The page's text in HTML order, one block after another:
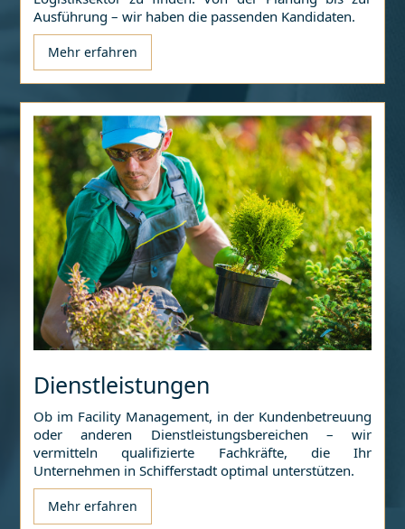
Ausführung – wir haben die passenden Kandidaten.
Mehr erfahren
Dienstleistungen
Ob im Facility Management, in der Kundenbetreuung
oder anderen Dienstleistungsbereichen – wir
vermitteln qualifizierte Fachkräfte, die Ihr
Unternehmen inSchifferstadt optimal unterstützen.
Mehr erfahren